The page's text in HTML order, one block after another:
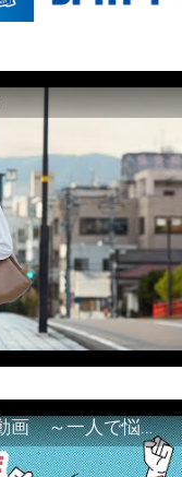
「ギャンブル等依存症対策啓発動画 ～一人で悩まず、家族で悩まず、まず！相談機関へ～」